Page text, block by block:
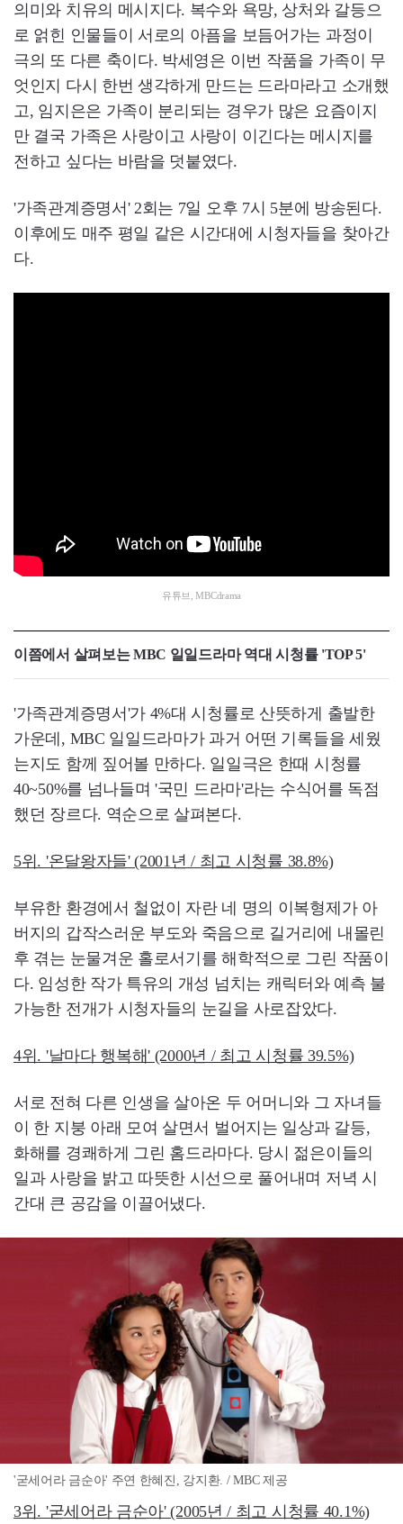
의미와 치유의 메시지다. 복수와 욕망, 상처와 갈등으
로 얽힌 인물들이 서로의 아픔을 보듬어가는 과정이
극의 또 다른 축이다. 박세영은 이번 작품을 가족이 무
엇인지 다시 한번 생각하게 만드는 드라마라고 소개했
고, 임지은은 가족이 분리되는 경우가 많은 요즘이지
만 결국 가족은 사랑이고 사랑이 이긴다는 메시지를
전하고 싶다는 바람을 덧붙였다.
'가족관계증명서' 2회는 7일 오후 7시 5분에 방송된다.
이후에도 매주 평일 같은 시간대에 시청자들을 찾아간
다.
유튜브, MBCdrama
이쯤에서 살펴보는 MBC 일일드라마 역대 시청률 'TOP 5'
'가족관계증명서'가 4%대 시청률로 산뜻하게 출발한
가운데, MBC 일일드라마가 과거 어떤 기록들을 세웠
는지도 함께 짚어볼 만하다. 일일극은 한때 시청률
40~50%를 넘나들며 '국민 드라마'라는 수식어를 독점
했던 장르다. 역순으로 살펴본다.
5위. '온달왕자들' (2001년 / 최고 시청률 38.8%)
부유한 환경에서 철없이 자란 네 명의 이복형제가 아
버지의 갑작스러운 부도와 죽음으로 길거리에 내몰린
후 겪는 눈물겨운 홀로서기를 해학적으로 그린 작품이
다. 임성한 작가 특유의 개성 넘치는 캐릭터와 예측 불
가능한 전개가 시청자들의 눈길을 사로잡았다.
4위. '날마다 행복해' (2000년 / 최고 시청률 39.5%)
서로 전혀 다른 인생을 살아온 두 어머니와 그 자녀들
이 한 지붕 아래 모여 살면서 벌어지는 일상과 갈등,
화해를 경쾌하게 그린 홈드라마다. 당시 젊은이들의
일과 사랑을 밝고 따뜻한 시선으로 풀어내며 저녁 시
간대 큰 공감을 이끌어냈다.
'굳세어라 금순아' 주연 한혜진, 강지환. / MBC 제공
3위. '굳세어라 금순아' (2005년 / 최고 시청률 40.1%)